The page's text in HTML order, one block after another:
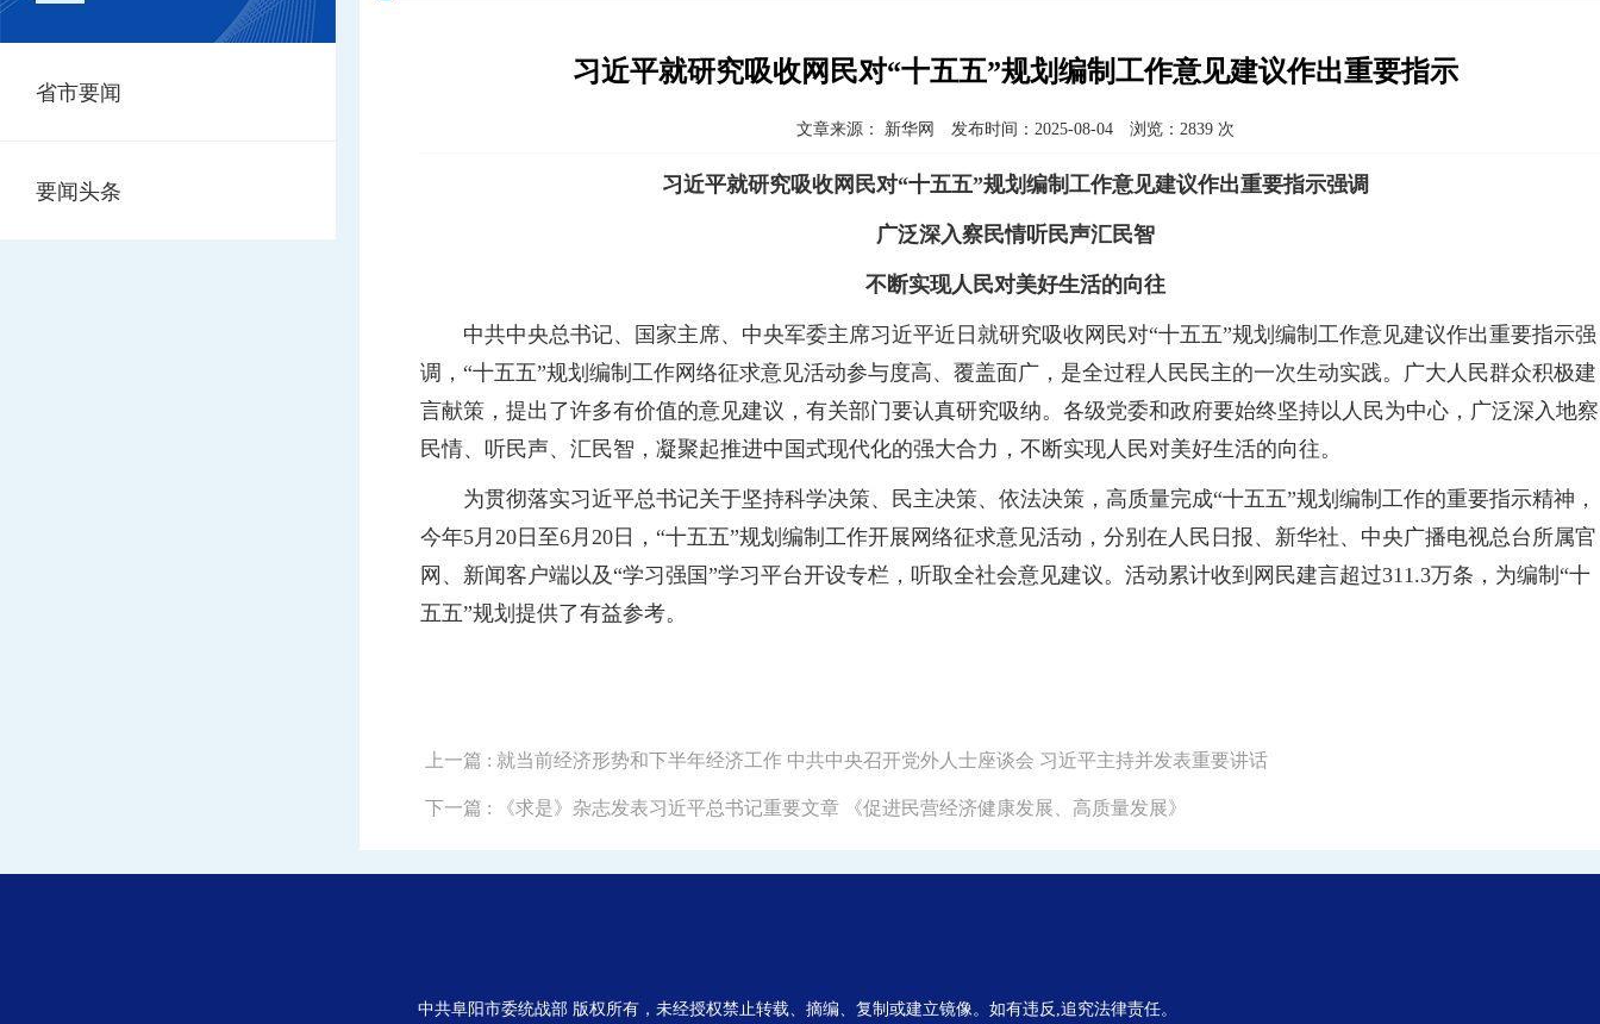
习近平就研究吸收网民对“十五五”规划编制工作意见建议作出重要指示
文章来源： 新华网 发布时间：2025-08-04 浏览： 2839 次
习近平就研究吸收网民对“十五五”规划编制工作意见建议作出重要指示强调
广泛深入察民情听民声汇民智
不断实现人民对美好生活的向往
中共中央总书记、国家主席、中央军委主席习近平近日就研究吸收网民对“十五五”规划编制工作意见建议作出重要指示强
调，“十五五”规划编制工作网络征求意见活动参与度高、覆盖面广，是全过程人民民主的一次生动实践。广大人民群众积极建
言献策，提出了许多有价值的意见建议，有关部门要认真研究吸纳。各级党委和政府要始终坚持以人民为中心，广泛深入地察
民情、听民声、汇民智，凝聚起推进中国式现代化的强大合力，不断实现人民对美好生活的向往。
为贯彻落实习近平总书记关于坚持科学决策、民主决策、依法决策，高质量完成“十五五”规划编制工作的重要指示精神，
今年5月20日至6月20日，“十五五”规划编制工作开展网络征求意见活动，分别在人民日报、新华社、中央广播电视总台所属官
网、新闻客户端以及“学习强国”学习平台开设专栏，听取全社会意见建议。活动累计收到网民建言超过311.3万条，为编制“十
五五”规划提供了有益参考。
上一篇 : 就当前经济形势和下半年经济工作 中共中央召开党外人士座谈会 习近平主持并发表重要讲话
下一篇 : 《求是》杂志发表习近平总书记重要文章 《促进民营经济健康发展、高质量发展》
省市要闻
要闻头条
中共阜阳市委统战部 版权所有，未经授权禁止转载、摘编、复制或建立镜像。如有违反,追究法律责任。